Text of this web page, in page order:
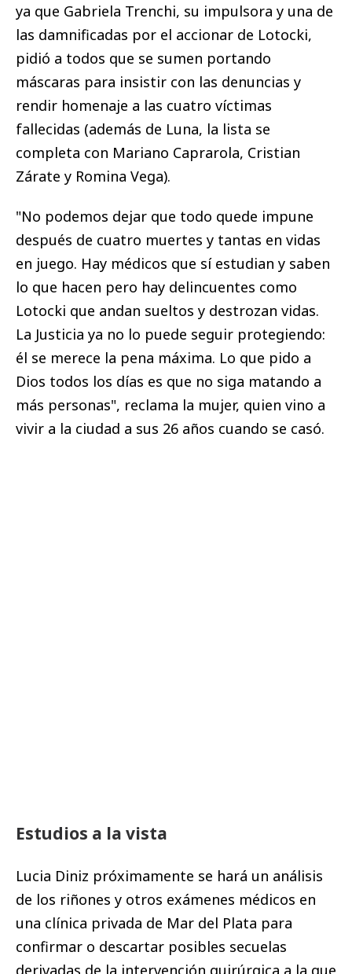
ya que Gabriela Trenchi, su impulsora y una de
las damnificadas por el accionar de Lotocki,
pidió a todos que se sumen portando
máscaras para insistir con las denuncias y
rendir homenaje a las cuatro víctimas
fallecidas (además de Luna, la lista se
completa con Mariano Caprarola, Cristian
Zárate y Romina Vega).
"No podemos dejar que todo quede impune
después de cuatro muertes y tantas en vidas
en juego. Hay médicos que sí estudian y saben
lo que hacen pero hay delincuentes como
Lotocki que andan sueltos y destrozan vidas.
La Justicia ya no lo puede seguir protegiendo:
él se merece la pena máxima. Lo que pido a
Dios todos los días es que no siga matando a
más personas", reclama la mujer, quien vino a
vivir a la ciudad a sus 26 años cuando se casó.
Estudios a la vista
Lucia Diniz próximamente se hará un análisis
de los riñones y otros exámenes médicos en
una clínica privada de Mar del Plata para
confirmar o descartar posibles secuelas
derivadas de la intervención quirúrgica a la que